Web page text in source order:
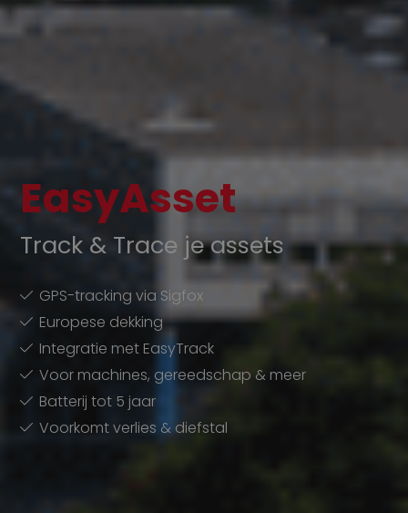
EasyAsset
Track & Trace je assets
GPS-tracking via Sigfox
Europese dekking
Integratie met EasyTrack
Voor machines, gereedschap & meer
Batterij tot 5 jaar
Voorkomt verlies & diefstal